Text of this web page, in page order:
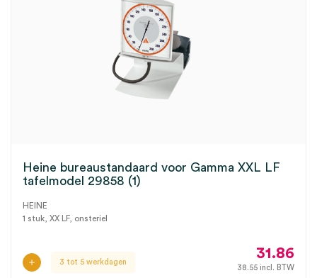
Heine bureaustandaard voor Gamma XXL LF
tafelmodel 29858 (1)
HEINE
1 stuk, XX LF, onsteriel
3 tot 5 werkdagen
31.86
38.55 incl. BTW